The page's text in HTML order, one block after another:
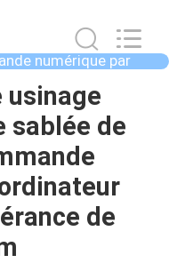
numérique par
usinage
sablée de
de